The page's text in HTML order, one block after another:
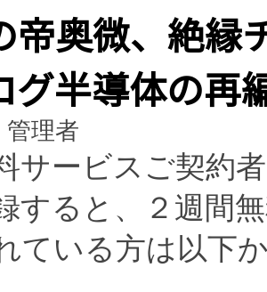
帝奥微、絶
グ半導体の
管理者
サービスご契約
すると、２週間
ている方は以下